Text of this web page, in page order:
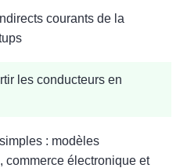
courants de la
les conducteurs en
: modèles
commerce électronique et